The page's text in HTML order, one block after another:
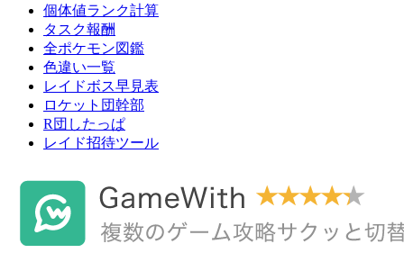
個体値ランク計算
タスク報酬
全ポケモン図鑑
色違い一覧
レイドボス早見表
ロケット団幹部
R団したっぱ
レイド招待ツール